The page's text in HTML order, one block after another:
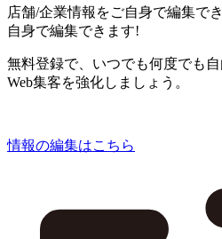
店舗/企業情報をご自身で編集で
自身で編集できます!
無料登録で、いつでも何度でも
Web集客を強化しましょう。
情報の編集はこちら